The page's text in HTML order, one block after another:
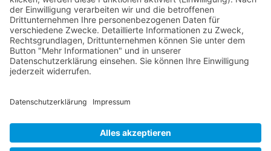
Cookie-Einstellungen
Datenschutz
Datenschutz Social Media Intern